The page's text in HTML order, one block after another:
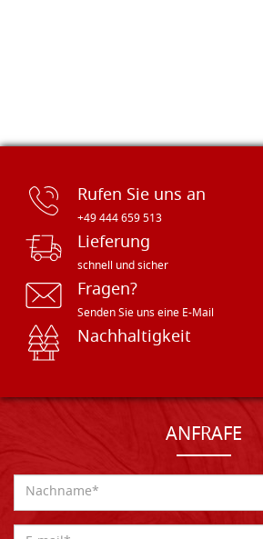
Rufen Sie uns an
+49 444 659 513
Lieferung
schnell und sicher
Fragen?
Senden Sie uns eine E-Mail
Nachhaltigkeit
ANFRAFE